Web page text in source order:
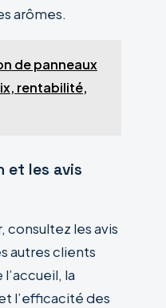
arômes.
de panneaux
rentabilité,
et les avis
consultez les avis
autres clients
la
l’efficacité des